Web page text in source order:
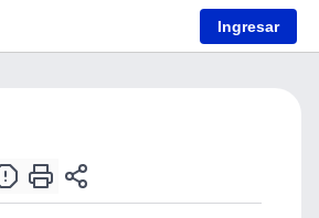
Ingresar